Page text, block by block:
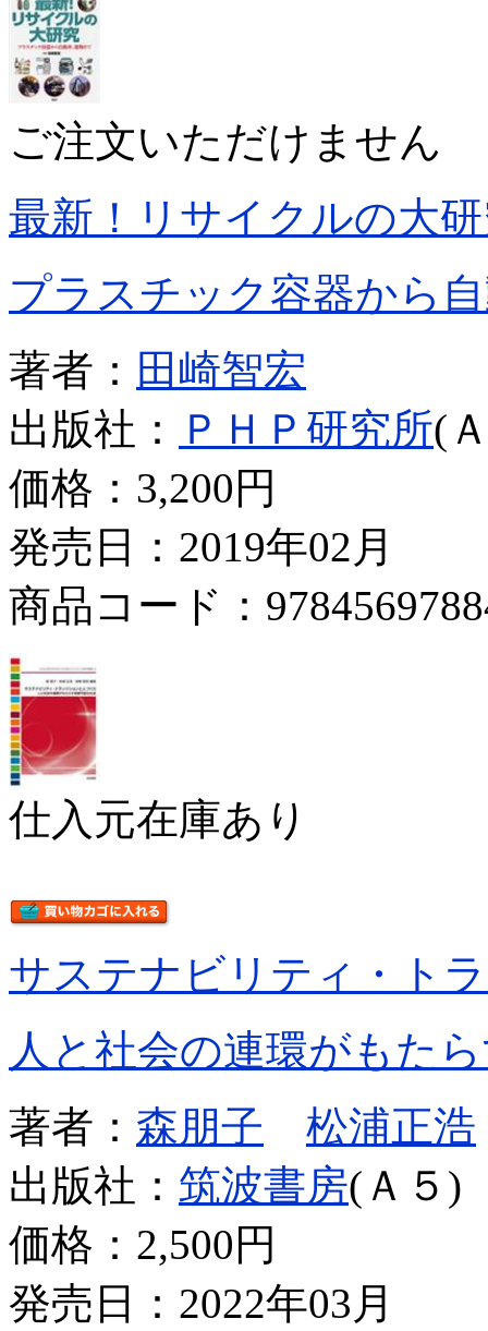
ご注文いただけません
最新！リサイクルの大
プラスチック容器から
著者： 田崎智宏
出版社：
ＰＨＰ研究所(
価格： 3,200円
発売日：2019年02月
商品コード：
仕入元在庫あり
サステナビリティ・ト
人と社会の連環がもた
著者： 森朋子
松浦正浩
出版社： 筑波書房(Ａ５)
価格： 2,500円
発売日：2022年03月